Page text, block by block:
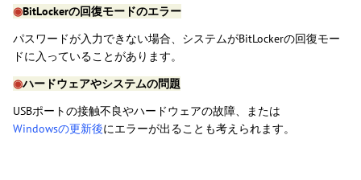
◉BitLockerの回復モードのエラー
パスワードが入力できない場合、システムがBitLockerの回復モー
ドに入っていることがあります。
◉ハードウェアやシステムの問題
USBポートの接触不良やハードウェアの故障、または
Windowsの更新後にエラーが出ることも考えられます。